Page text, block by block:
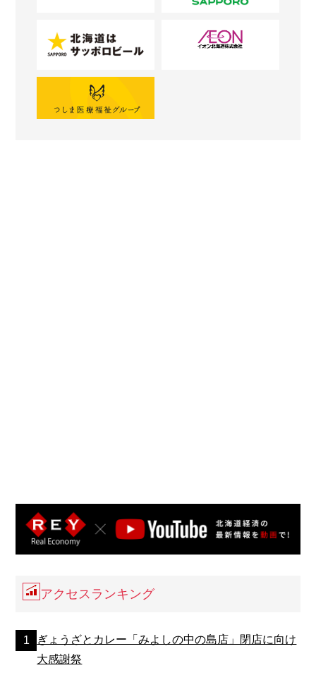
アクセスランキング
ぎょうざとカレー「みよしの中の島店」閉店に向け
大感謝祭